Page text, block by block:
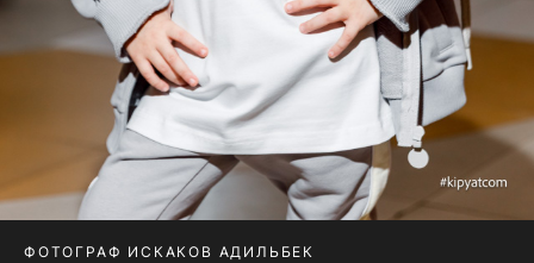
ФОТОГРАФ ИСКАКОВ АДИЛЬБЕК